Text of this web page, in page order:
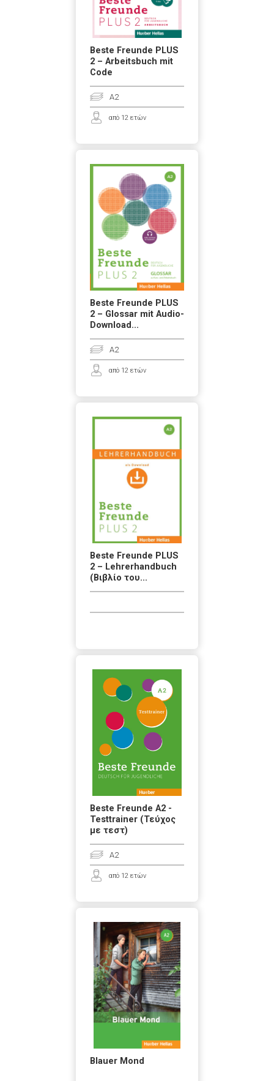
Beste Freunde PLUS
2 – Arbeitsbuch mit
Code
A2
από 12 ετών
Beste Freunde PLUS
2 – Glossar mit Audio-
Download...
A2
από 12 ετών
Beste Freunde PLUS
2 – Lehrerhandbuch
(Βιβλίο του...
Beste Freunde A2 -
Testtrainer (Τεύχος
με τεστ)
A2
από 12 ετών
Blauer Mond